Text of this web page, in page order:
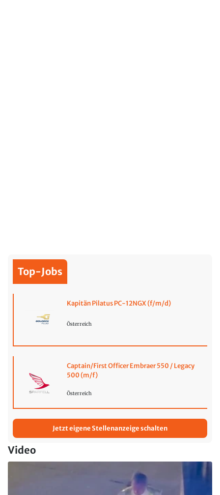
Top-Jobs
Kapitän Pilatus PC-12NGX (f/m/d)
Österreich
Captain/First Officer Embraer 550 / Legacy
500 (m/f)
Österreich
Jetzt eigene Stellenanzeige schalten
Video